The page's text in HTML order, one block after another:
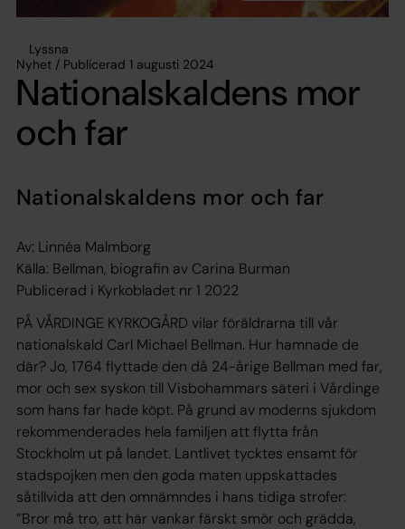
Lyssna
Nyhet / Publicerad 1 augusti 2024
Nationalskaldens mor
och far
Nationalskaldens mor och far
Av: Linnéa Malmborg
Källa: Bellman, biografin av Carina Burman
Publicerad i Kyrkobladet nr 1 2022
PÅ VÅRDINGE KYRKOGÅRD vilar föräldrarna till vår
nationalskald Carl Michael Bellman. Hur hamnade de
där? Jo, 1764 flyttade den då 24-årige Bellman med far,
mor och sex syskon till Visbohammars säteri i Vårdinge
som hans far hade köpt. På grund av moderns sjukdom
rekommenderades hela familjen att flytta från
Stockholm ut på landet. Lantlivet tycktes ensamt för
stadspojken men den goda maten uppskattades
såtillvida att den omnämndes i hans tidiga strofer:
”Bror må tro, att här vankar färskt smör och grädda,